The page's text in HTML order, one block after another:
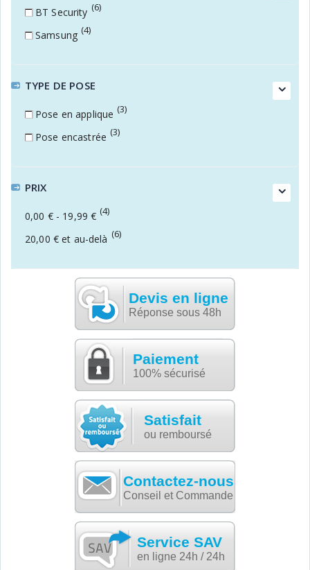
BT Security (6)
Samsung (4)
TYPE DE POSE
Pose en applique (3)
Pose encastrée (3)
PRIX
0,00 €- 19,99 € (4)
20,00 €et au-delà (6)
Devis en ligne
Réponse sous 48h
Paiement
100% sécurisé
Satisfait
ou remboursé
Contactez-nous
Conseil et Commande
Service SAV
en ligne 24h / 24h